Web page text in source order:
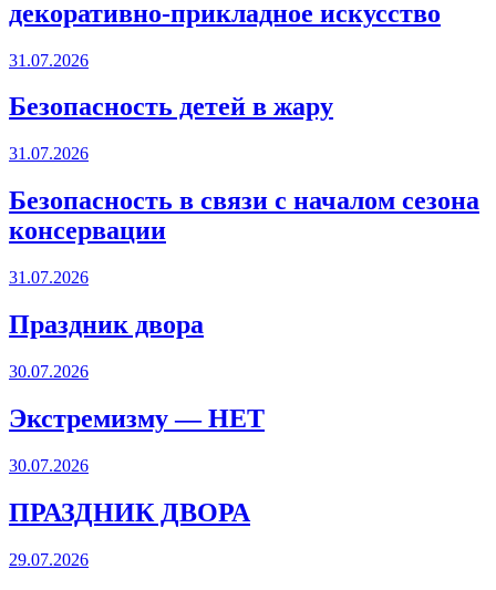
декоративно-прикладное искусство
31.07.2026
Безопасность детей в жару
31.07.2026
Безопасность в связи с началом сезона
консервации
31.07.2026
Праздник двора
30.07.2026
Экстремизму — НЕТ
30.07.2026
ПРАЗДНИК ДВОРА️
29.07.2026